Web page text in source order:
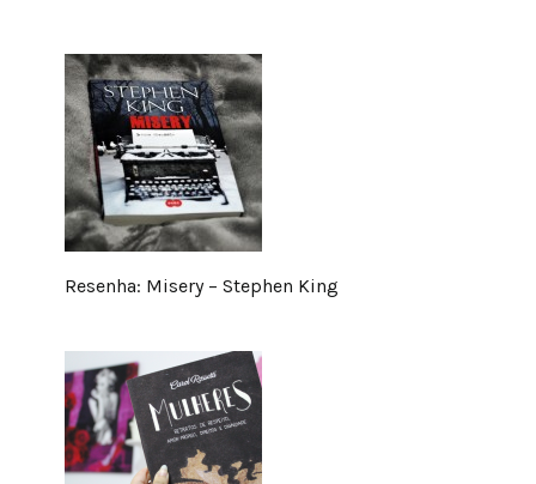
Resenha: Misery – Stephen King